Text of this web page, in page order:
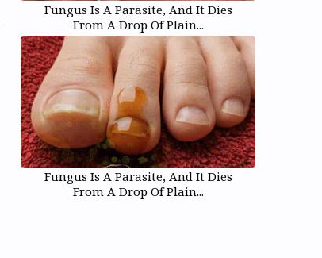
Fungus Is A Parasite, And It Dies
From A Drop Of Plain...
Fungus Is A Parasite, And It Dies
From A Drop Of Plain...